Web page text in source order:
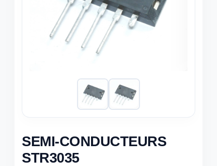
SEMI-CONDUCTEURS
STR3035